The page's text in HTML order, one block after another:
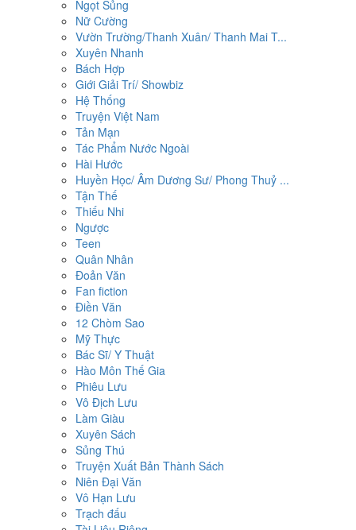
Ngọt Sủng
Nữ Cường
Vườn Trường/Thanh Xuân/ Thanh Mai T...
Xuyên Nhanh
Bách Hợp
Giới Giải Trí/ Showbiz
Hệ Thống
Truyện Việt Nam
Tản Mạn
Tác Phẩm Nước Ngoài
Hài Hước
Huyền Học/ Âm Dương Sư/ Phong Thuỷ ...
Tận Thế
Thiếu Nhi
Ngược
Teen
Quân Nhân
Đoản Văn
Fan fiction
Điền Văn
12 Chòm Sao
Mỹ Thực
Bác Sĩ/ Y Thuật
Hào Môn Thế Gia
Phiêu Lưu
Vô Địch Lưu
Làm Giàu
Xuyên Sách
Sủng Thú
Truyện Xuất Bản Thành Sách
Niên Đại Văn
Vô Hạn Lưu
Trạch đấu